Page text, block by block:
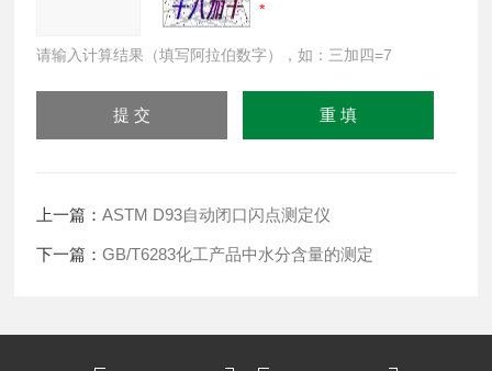
请输入计算结果（填写阿拉伯数字），如：三加四=7
上一篇：ASTM D93自动闭口闪点测定仪
下一篇：GB/T6283化工产品中水分含量的测定